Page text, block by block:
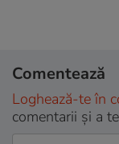
Comentează
Loghează-te în
comentarii și a